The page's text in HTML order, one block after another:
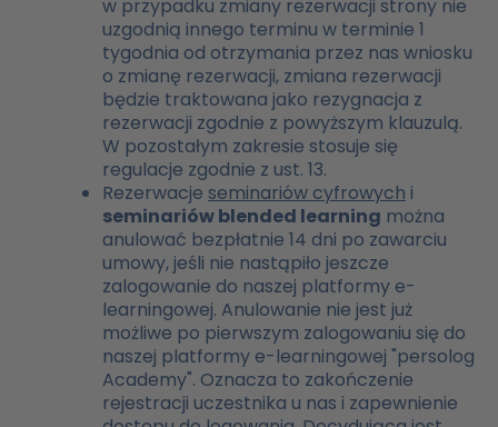
w przypadku zmiany rezerwacji strony nie
uzgodnią innego terminu w terminie 1
tygodnia od otrzymania przez nas wniosku
o zmianę rezerwacji, zmiana rezerwacji
będzie traktowana jako rezygnacja z
rezerwacji zgodnie z powyższym klauzulą.
W pozostałym zakresie stosuje się
regulacje zgodnie z ust. 13.
Rezerwacje seminariów cyfrowych i
seminariów blended learning można
anulować bezpłatnie 14 dni po zawarciu
umowy, jeśli nie nastąpiło jeszcze
zalogowanie do naszej platformy e-
learningowej. Anulowanie nie jest już
możliwe po pierwszym zalogowaniu się do
naszej platformy e-learningowej "persolog
Academy". Oznacza to zakończenie
rejestracji uczestnika u nas i zapewnienie